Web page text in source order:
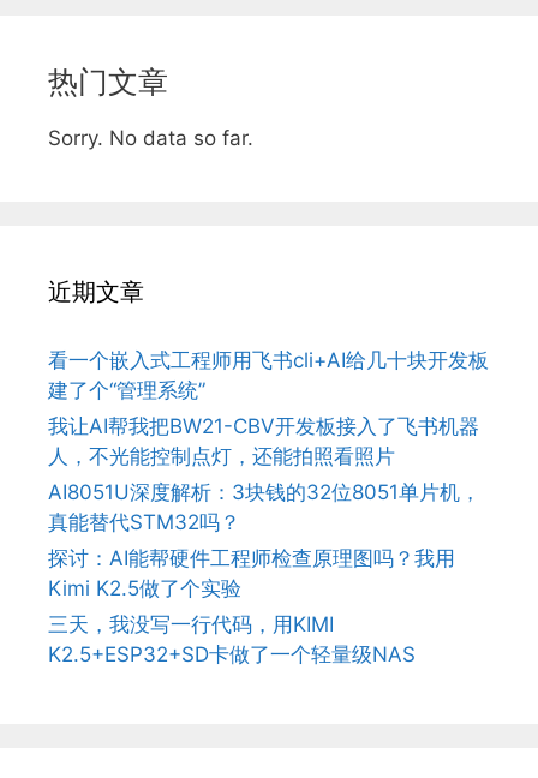
热门文章
Sorry. No data so far.
近期文章
看一个嵌入式工程师用飞书cli+AI给几十块开发板
建了个“管理系统”
我让AI帮我把BW21-CBV开发板接入了飞书机器
人，不光能控制点灯，还能拍照看照片
AI8051U深度解析：3块钱的32位8051单片机，
真能替代STM32吗？
探讨：AI能帮硬件工程师检查原理图吗？我用
Kimi K2.5做了个实验
三天，我没写一行代码，用KIMI
K2.5+ESP32+SD卡做了一个轻量级NAS